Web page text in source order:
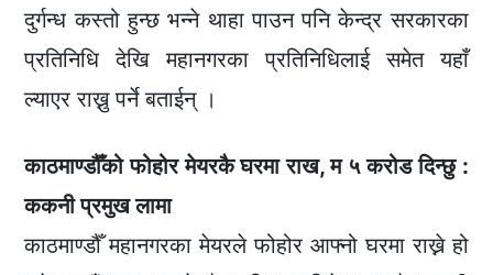
दुर्गन्ध कस्तो हुन्छ भन्ने थाहा पाउन पनि केन्द्र सरकारका
प्रतिनिधि देखि महानगरका प्रतिनिधिलाई समेत यहाँ
ल्याएर राख्नु पर्ने बताईन् ।
काठमाण्डौँको फोहोर मेयरकै घरमा राख, म ५ करोड दिन्छु :
ककनी प्रमुख लामा
काठमाण्डौँ महानगरका मेयरले फोहोर आफ्नो घरमा राख्ने हो